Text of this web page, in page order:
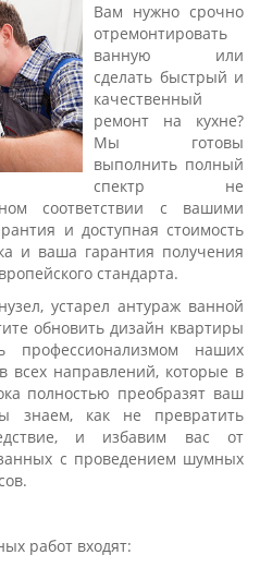
Вам нужно срочно
отремонтировать
ванную или
сделать быстрый и
качественный
ремонт на кухне?
Мы готовы
выполнить полный
спектр не
соответствии с вашими
и доступная стоимость
и ваша гарантия получения
стандарта.
устарел антураж ванной
обновить дизайн квартиры
профессионализмом наших
всех направлений, которые в
полностью преобразят ваш
знаем, как не превратить
и избавим вас от
с проведением шумных
работ входят: